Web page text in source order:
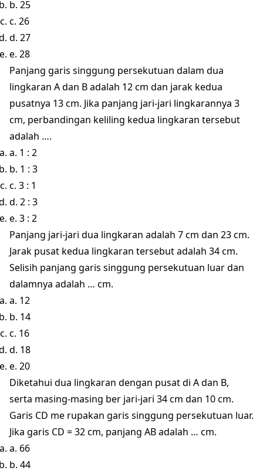
b. 25
c. 26
d. 27
e. 28
Panjang garis singgung persekutuan dalam dua
lingkaran A dan B adalah 12 cm dan jarak kedua
pusatnya 13 cm. Jika panjang jari-jari lingkarannya 3
cm, perbandingan keliling kedua lingkaran tersebut
adalah ….
a. 1 : 2
b. 1 : 3
c. 3 : 1
d. 2 : 3
e. 3 : 2
Panjang jari-jari dua lingkaran adalah 7 cm dan 23 cm.
Jarak pusat kedua lingkaran tersebut adalah 34 cm.
Selisih panjang garis singgung persekutuan luar dan
dalamnya adalah … cm.
a. 12
b. 14
c. 16
d. 18
e. 20
Diketahui dua lingkaran dengan pusat di A dan B,
serta masing-masing ber jari-jari 34 cm dan 10 cm.
Garis CD me rupakan garis singgung persekutuan luar.
Jika garis CD = 32 cm, panjang AB adalah … cm.
a. 66
b. 44